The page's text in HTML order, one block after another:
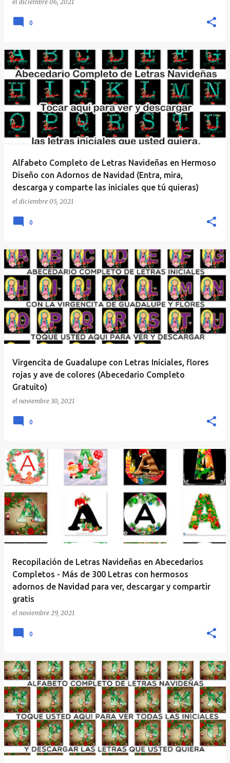
el diciembre 06, 2021
0
Alfabeto Completo de Letras Navideñas en Hermoso
Diseño con Adornos de Navidad (Entra, mira,
descarga y comparte las iniciales que tú quieras)
el diciembre 05, 2021
0
Virgencita de Guadalupe con Letras Iniciales, flores
rojas y ave de colores (Abecedario Completo
Gratuito)
el noviembre 30, 2021
0
Recopilación de Letras Navideñas en Abecedarios
Completos - Más de 300 Letras con hermosos
adornos de Navidad para ver, descargar y compartir
gratis
el noviembre 29, 2021
0